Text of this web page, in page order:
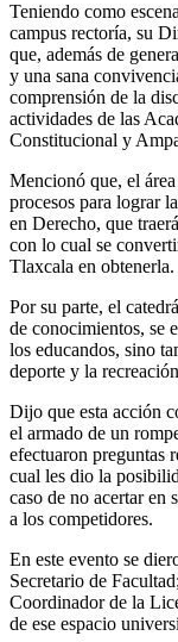
Teniendo como
campus rectoría, su
que, además de
y una sana
comprensión de la
actividades de las
Constitucional y
Mencionó que, el
procesos para lograr
en Derecho, que
con lo cual se
Tlaxcala en obtenerla.
Por su parte, el
de conocimientos, se
los educandos, sino
deporte y la
Dijo que esta acción
el armado de un
efectuaron preguntas
cual les dio la
caso de no acertar en
a los competidores.
En este evento se
Secretario de
Coordinador de la
de ese espacio